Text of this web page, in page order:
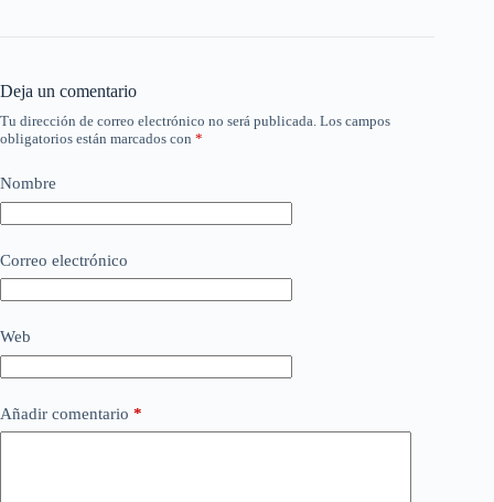
Deja un comentario
Tu dirección de correo electrónico no será publicada. Los campos
obligatorios están marcados con *
Nombre
Correo electrónico
Web
Añadir comentario *